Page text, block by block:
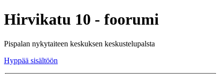
Hirvikatu 10 - foorumi
Pispalan nykytaiteen keskuksen keskustelupalsta
Hyppää sisältöön